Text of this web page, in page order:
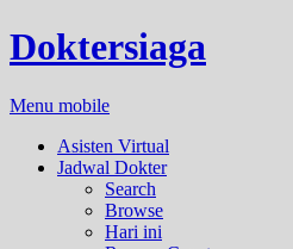
Doktersiaga
Menu mobile
Asisten Virtual
Jadwal Dokter
Search
Browse
Hari ini